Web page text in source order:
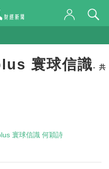
寰球信識- 共
寰球信識 何穎詩